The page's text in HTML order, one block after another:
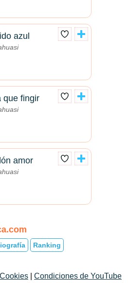
azul
que fingir
amor
Ranking
Condiciones de YouTube